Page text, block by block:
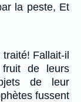
la peste, Et
Fallait-il
de leurs
de leur
fussent